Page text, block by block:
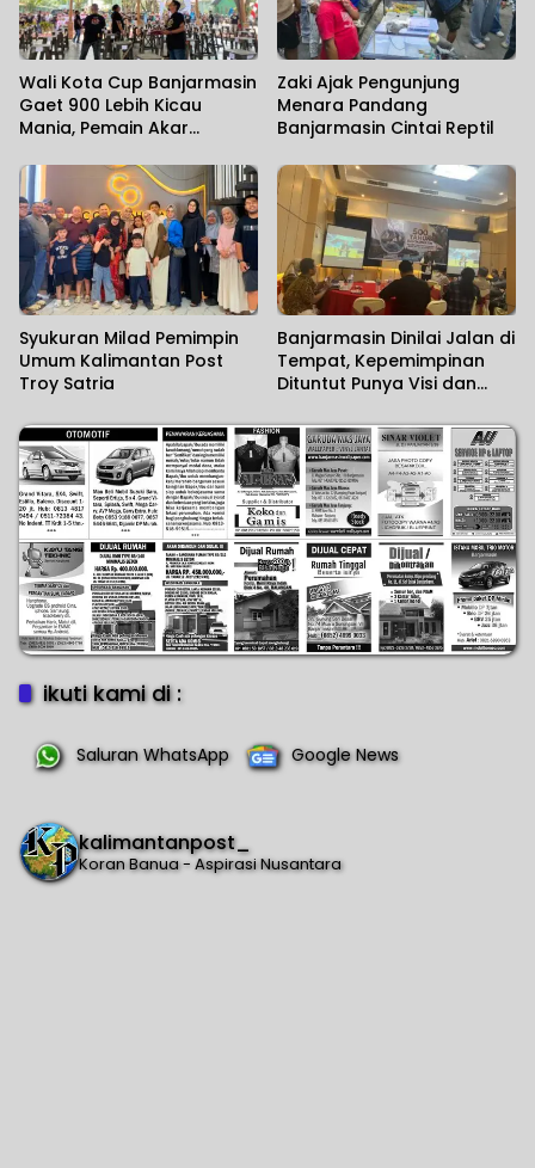
Wali Kota Cup Banjarmasin
Gaet 900 Lebih Kicau
Mania, Pemain Akar
Zaki Ajak Pengunjung
Menara Pandang
Banjarmasin Cintai Reptil
Syukuran Milad Pemimpin
Umum Kalimantan Post
Troy Satria
Banjarmasin Dinilai Jalan di
Tempat, Kepemimpinan
Dituntut Punya Visi dan
ikuti kami di :
Saluran WhatsApp Google News
kalimantanpost_
Koran Banua - Aspirasi Nusantara